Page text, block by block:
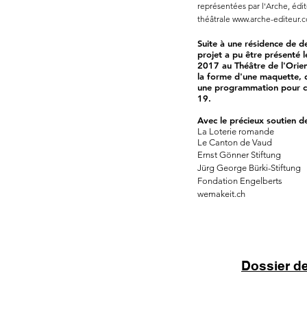
représentées par l'Arche,
théâtrale www.arche-
Suite à une résidence de
projet a pu être présenté
2017 au Théâtre de
la forme d'une maquette,
une programmation pour
19.
Avec le précieux soutien
La Loterie romande
Le Canton de Vaud
Ernst Gönner Stiftung
Jürg George Bürki-Stiftung
Fondation Engelberts
wemakeit.ch
Dossier